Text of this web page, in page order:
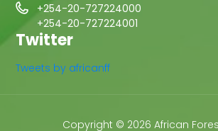
+254-20-727224000
+254-20-727224001
Twitter
Tweets by africanff
Copyright © 2026 African